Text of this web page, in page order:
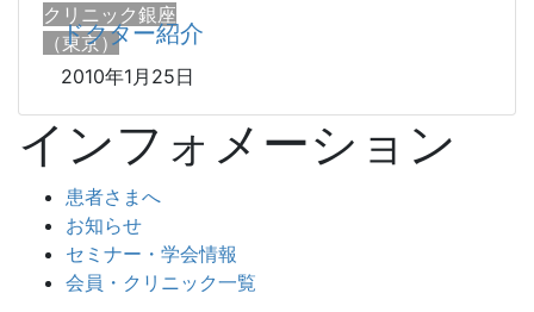
クリニック銀座
（東京）
ドクター紹介
2010年1月25日
インフォメーション
患者さまへ
お知らせ
セミナー・学会情報
会員・クリニック一覧